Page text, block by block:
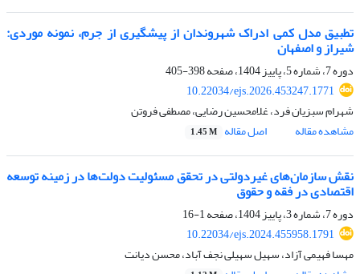
تطبیق مدل کمی ادراک شهروندان از پیشگیری از جرم، نمونه موردی:
شیراز و اصفهان
دوره 7، شماره 5، پاییز 1404، صفحه
398-405
10.22034/ejs.2026.453247.1771
شهرام سبزیان فرد، غلامحسین رضایی، مصطفی فروتن
مشاهده مقاله
اصل مقاله 1.45 M
نقش سازمان‌های غیردولتی در تحقق مسئولیت دولت‌ها در زمینه توسعه
اقتصادی در فقه و حقوق
دوره 7، شماره 3، پاییز 1404، صفحه
1-16
10.22034/ejs.2024.455958.1791
مهسا فهیمی آزاد، سهیل سهیلی نجف آباد، محسن دیانت